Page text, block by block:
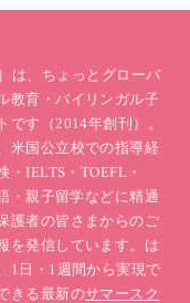
は、ちょっとグローバ
教育・バイリンガル子
す（2014年創刊）。
米国公立校での指導経
IELTS・TOEFL・
・親子留学などに精通
護者の皆さまからのご
を発信しています。は
1日・1週間から実現で
きる最新のサマースク